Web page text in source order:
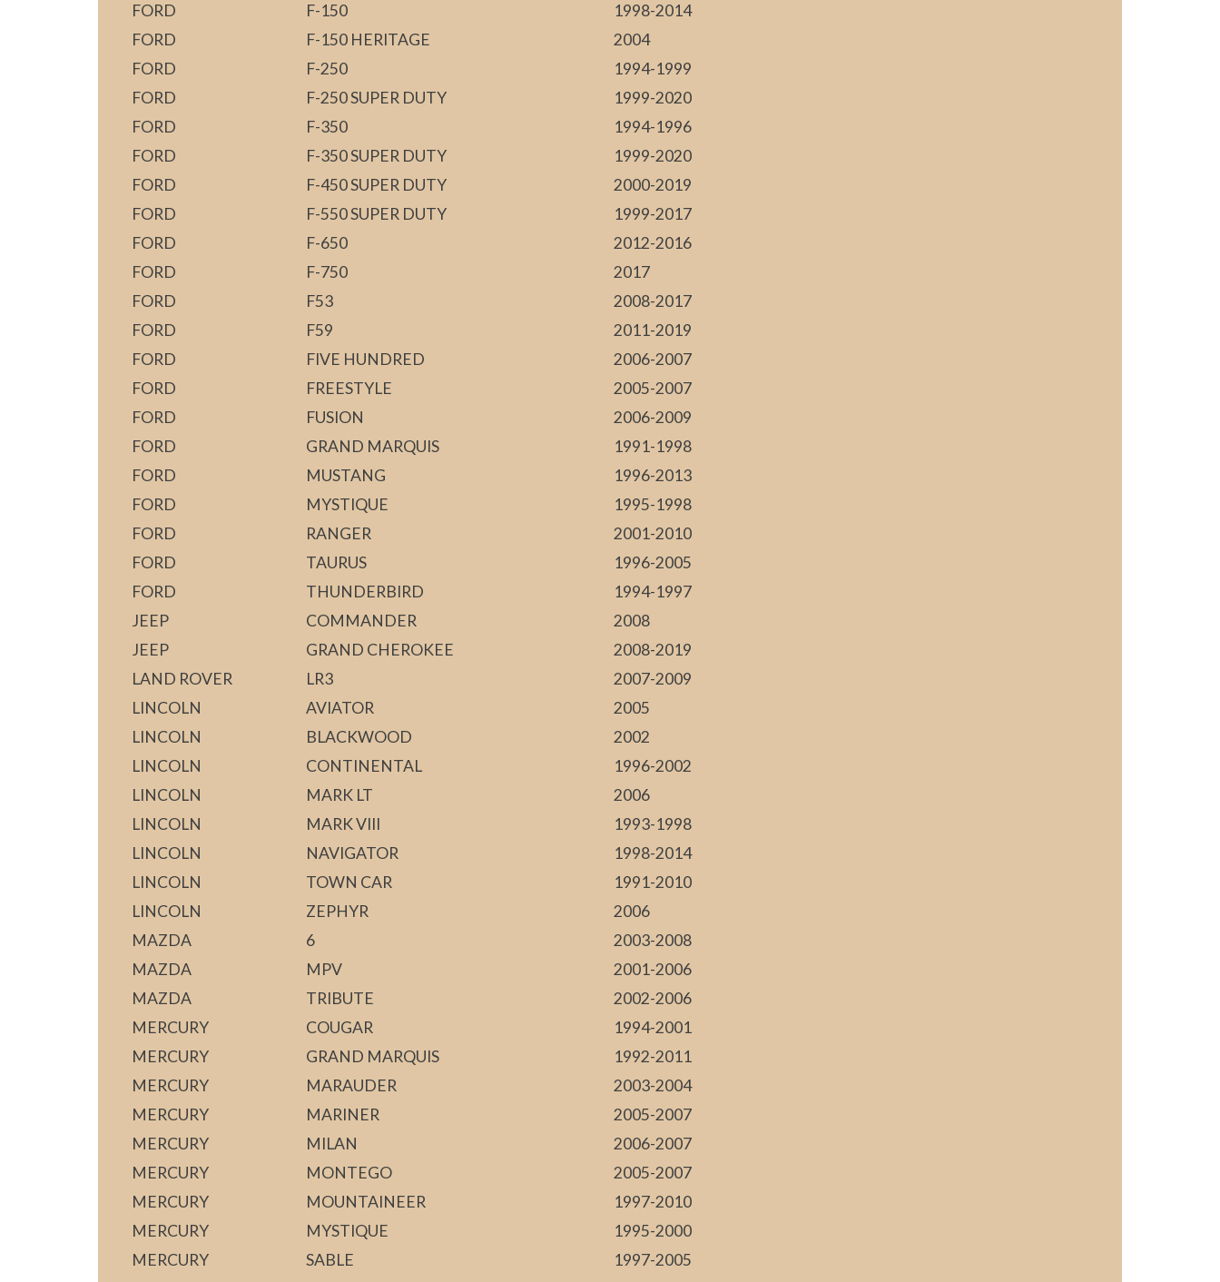
FORD
F-150
1998-2014
FORD
F-150 HERITAGE
2004
FORD
F-250
1994-1999
FORD
F-250 SUPER DUTY
1999-2020
FORD
F-350
1994-1996
FORD
F-350 SUPER DUTY
1999-2020
FORD
F-450 SUPER DUTY
2000-2019
FORD
F-550 SUPER DUTY
1999-2017
FORD
F-650
2012-2016
FORD
F-750
2017
FORD
F53
2008-2017
FORD
F59
2011-2019
FORD
FIVE HUNDRED
2006-2007
FORD
FREESTYLE
2005-2007
FORD
FUSION
2006-2009
FORD
GRAND MARQUIS
1991-1998
FORD
MUSTANG
1996-2013
FORD
MYSTIQUE
1995-1998
FORD
RANGER
2001-2010
FORD
TAURUS
1996-2005
FORD
THUNDERBIRD
1994-1997
JEEP
COMMANDER
2008
JEEP
GRAND CHEROKEE
2008-2019
LAND ROVER
LR3
2007-2009
LINCOLN
AVIATOR
2005
LINCOLN
BLACKWOOD
2002
LINCOLN
CONTINENTAL
1996-2002
LINCOLN
MARK LT
2006
LINCOLN
MARK VIII
1993-1998
LINCOLN
NAVIGATOR
1998-2014
LINCOLN
TOWN CAR
1991-2010
LINCOLN
ZEPHYR
2006
MAZDA
6
2003-2008
MAZDA
MPV
2001-2006
MAZDA
TRIBUTE
2002-2006
MERCURY
COUGAR
1994-2001
MERCURY
GRAND MARQUIS
1992-2011
MERCURY
MARAUDER
2003-2004
MERCURY
MARINER
2005-2007
MERCURY
MILAN
2006-2007
MERCURY
MONTEGO
2005-2007
MERCURY
MOUNTAINEER
1997-2010
MERCURY
MYSTIQUE
1995-2000
MERCURY
SABLE
1997-2005